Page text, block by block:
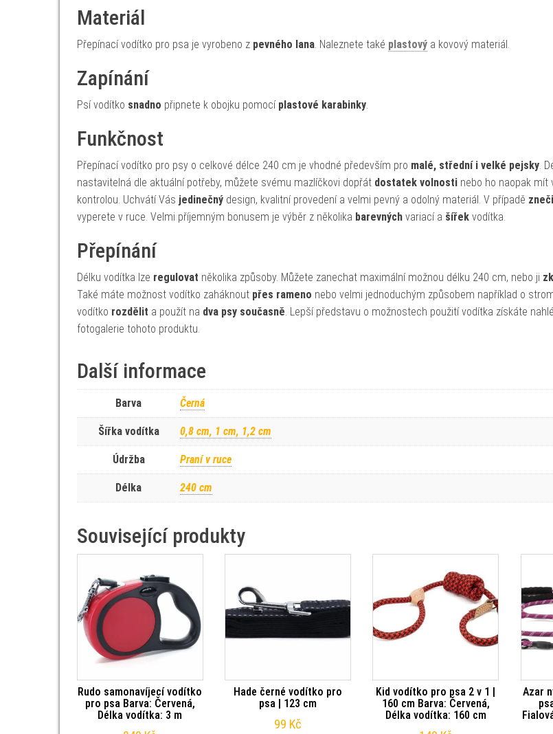
Materiál
Přepínací vodítko pro psa je vyrobeno z pevného lana. Naleznete také plastový a kovový materiál.
Zapínání
Psí vodítko snadno připnete k obojku pomocí plastové karabinky.
Funkčnost
Přepínací vodítko pro psy o celkové délce 240 cm je vhodné především pro malé, střední i velké pejsky.
nastavitelná dle aktuální potřeby, můžete svému mazlíčkovi dopřát dostatek volnosti nebo ho naopak mít
kontrolou. Uchvátí Vás jedinečný design, kvalitní provedení a velmi pevný a odolný materiál. V případě
vyperete v ruce. Velmi příjemným bonusem je výběr z několika barevných variací a šířek vodítka.
Přepínání
Délku vodítka lze regulovat několika způsoby. Můžete zanechat maximální možnou délku 240 cm, nebo ji
Také máte možnost vodítko zaháknout přes rameno nebo velmi jednoduchým způsobem například o
vodítko rozdělit a použít na dva psy současně. Lepší představu o možnostech použití vodítka získáte
fotogalerie tohoto produktu.
Další informace
Barva Černá
Šířka vodítka 0,8 cm, 1 cm, 1,2 cm
Údržba Praní v ruce
Délka 240 cm
Související produkty
Rudo samonavíjecí vodítko
pro psa Barva: Červená,
Délka vodítka: 3 m
Hade černé vodítko pro
psa | 123 cm
99 Kč
Kid vodítko pro psa 2 v 1 |
160 cm Barva: Červená,
Délka vodítka: 160 cm
Azar